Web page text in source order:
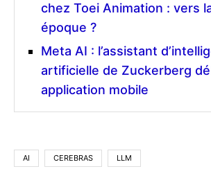
chez Toei Animation : vers
époque ?
Meta AI : l’assistant
artificielle de Zuckerberg
application mobile
AI CEREBRAS LLM